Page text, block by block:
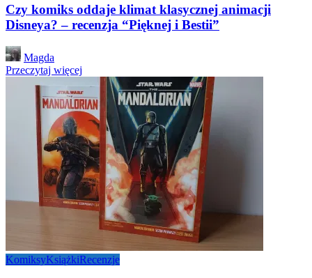
Czy komiks oddaje klimat klasycznej animacji
Disneya? – recenzja “Pięknej i Bestii”
Posted
by
Magda
Przeczytaj więcej
KomiksyKsiążkiRecenzje